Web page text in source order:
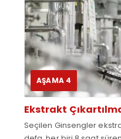
AŞAMA 4
Ekstrakt
Seçilen Ginsengler